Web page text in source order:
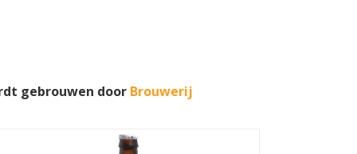
gebrouwen door Brouwerij